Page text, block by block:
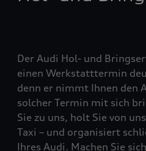
Der Audi Hol- und
einen Werkstatttermin
denn er nimmt Ihnen den
solcher Termin mit sich
Sie zu uns, holt Sie von
Taxi – und organisiert
Ihres Audi. Machen Sie